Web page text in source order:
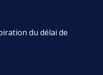
du délai de